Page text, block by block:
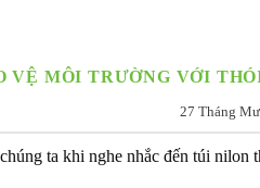
VỆ MÔI TRƯỜNG VỚI
27 Tháng
ta khi nghe nhắc đến túi nilon